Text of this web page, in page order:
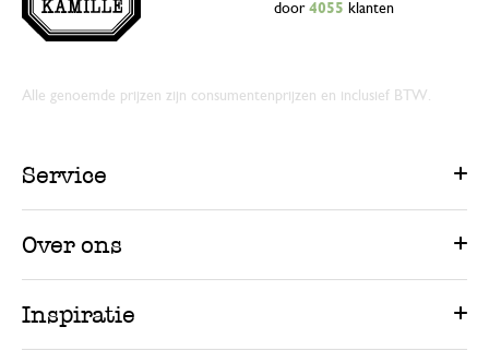
door 4055 klanten
Alle genoemde prijzen zijn consumentenprijzen en inclusief BTW.
Service
Over ons
Inspiratie